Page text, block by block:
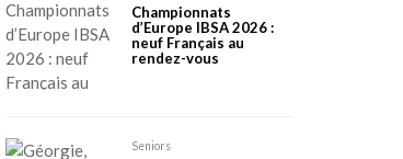
Championnats
d’Europe IBSA 2026 :
neuf Français au
rendez-vous
Seniors